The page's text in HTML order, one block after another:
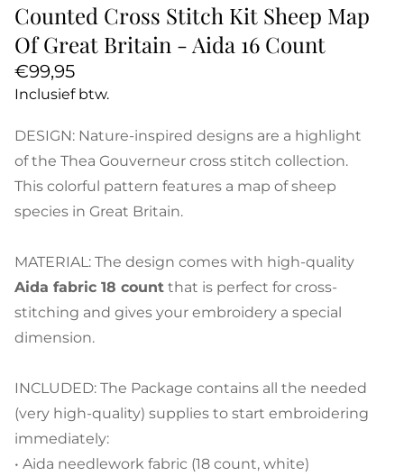
Counted Cross Stitch Kit Sheep Map
Of Great Britain - Aida 16 Count
Normale
prijs
€99,95
Inclusief btw.
DESIGN: Nature-inspired designs are a highlight
of the Thea Gouverneur cross stitch collection.
This colorful pattern features a map of sheep
species in Great Britain.
MATERIAL: The design comes with high-quality
Aida fabric 18 count that is perfect for cross-
stitching and gives your embroidery a special
dimension.
INCLUDED: The Package contains all the needed
(very high-quality) supplies to start embroidering
immediately:
• Aida needlework fabric (18 count, white)